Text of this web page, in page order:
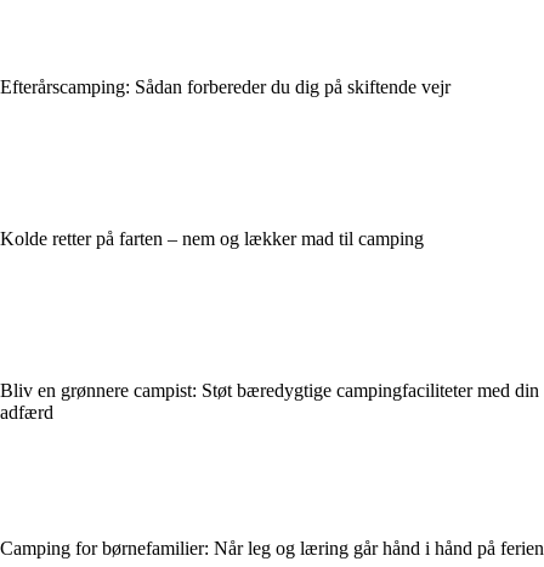
Efterårscamping: Sådan forbereder du dig på skiftende vejr
Kolde retter på farten – nem og lækker mad til camping
Bliv en grønnere campist: Støt bæredygtige campingfaciliteter med din
adfærd
Camping for børnefamilier: Når leg og læring går hånd i hånd på ferien